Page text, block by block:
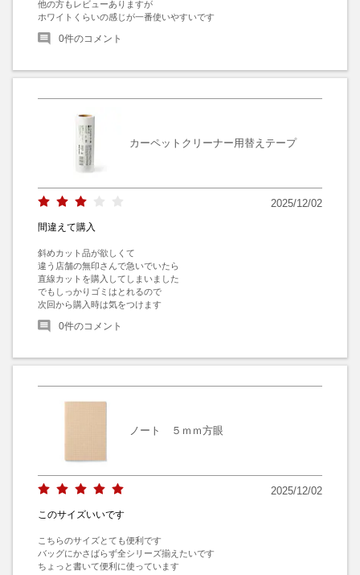
他の方もレビューありますが
ホワイトくらいの感じが一番使いやすいです
0件のコメント
カーペットクリーナー用替えテープ
2025/12/02
間違えて購入
斜めカット品が欲しくて
違う店舗の無印さんで急いでいたら
直線カットを購入してしまいました
でもしっかりゴミはとれるので
次回から購入時は気をつけます
0件のコメント
ノート ５ｍｍ方眼
2025/12/02
このサイズいいです
こちらのサイズとても便利です
バッグにかさばらず全シリーズ揃えたいです
ちょっと書いて便利に使っています